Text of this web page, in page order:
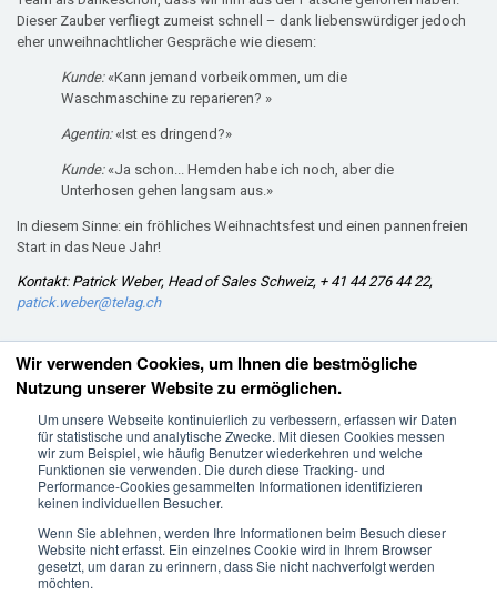
Wir verwenden Cookies, um Ihnen die bestmögliche
Nutzung unserer Website zu ermöglichen.
Um unsere Webseite kontinuierlich zu verbessern, erfassen wir Daten
für statistische und analytische Zwecke. Mit diesen Cookies messen
wir zum Beispiel, wie häufig Benutzer wiederkehren und welche
Funktionen sie verwenden. Die durch diese Tracking- und
Performance-Cookies gesammelten Informationen identifizieren
keinen individuellen Besucher.
Wenn Sie ablehnen, werden Ihre Informationen beim Besuch dieser
Website nicht erfasst. Ein einzelnes Cookie wird in Ihrem Browser
gesetzt, um daran zu erinnern, dass Sie nicht nachverfolgt werden
möchten.
Dieser Zauber verfliegt zumeist schnell – dank liebenswürdiger jedoch
eher unweihnachtlicher Gespräche wie diesem:
Kunde:«Kann jemand vorbeikommen, um die
Waschmaschine zu reparieren? »
Agentin:«Ist es dringend?»
Kunde:«Ja schon... Hemden habe ich noch, aber die
Unterhosen gehen langsam aus.»
In diesem Sinne: ein fröhliches Weihnachtsfest und einen pannenfreien
Start in das Neue Jahr!
Kontakt:Patrick Weber, Head of Sales Schweiz, + 41 44 276 44 22,
patick.weber@telag.ch
+41 44 276 44 22
KONTAKT & FEEDBACK